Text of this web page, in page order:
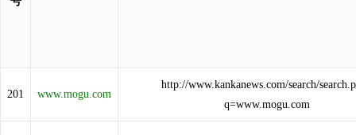
201 www.mogu.com
http://www.kankanews.com/search/
q=www.mogu.com